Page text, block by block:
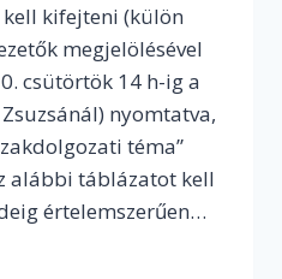
kifejteni (külön
megjelölésével
csütörtök 14 h-ig a
nyomtatva,
téma”
alábbi táblázatot kell
értelemszerűen…